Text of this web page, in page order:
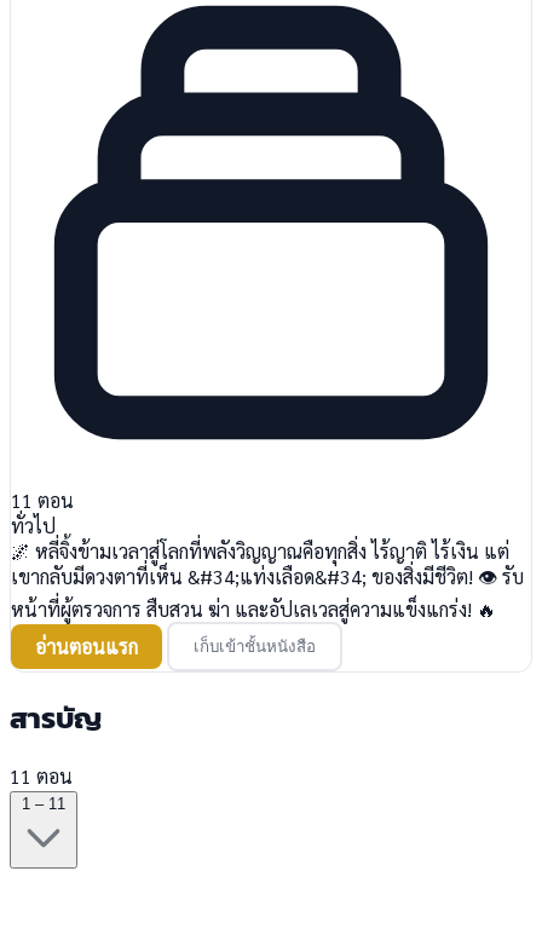
11 ตอน
ทั่วไป
🌌 หลี่จิ้งข้ามเวลาสู่โลกที่พลังวิญญาณคือทุกสิ่ง ไร้ญาติ ไร้เงิน แต่
เขากลับมีดวงตาที่เห็น &#34;แท่งเลือด&#34; ของสิ่งมีชีวิต! 👁️ รับ
หน้าที่ผู้ตรวจการ สืบสวน ฆ่า และอัปเลเวลสู่ความแข็งแกร่ง! 🔥
อ่านตอนแรก
เก็บเข้าชั้นหนังสือ
สารบัญ
11 ตอน
1 – 11